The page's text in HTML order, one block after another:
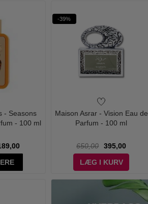
- Seasons
- 100 ml
-39%
Maison Asrar - Vision Eau de
Parfum - 100 ml
650,00
395,00
LÆG I KURV